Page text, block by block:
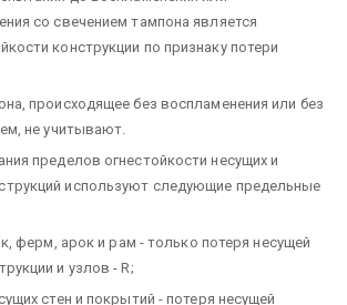
со свечением тампона является
конструкции по признаку потери
происходящее без воспламенения или без
не учитывают.
пределов огнестойкости несущих и
используют следующие предельные
ферм, арок и рам - только потеря несущей
и узлов - R;
стен и покрытий - потеря несущей